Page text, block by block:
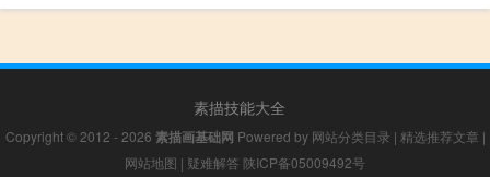
素描技能大全
Copyright © 2012 - 2026 素描画基础网 Powered by 网站分类目录 | 精选推荐文章 |
网站地图 | 疑难解答 陕ICP备05009492号